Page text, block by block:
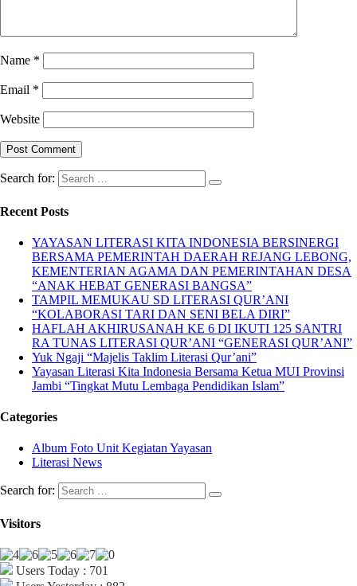
Name *
Email *
Website
Search for:
Recent Posts
YAYASAN LITERASI KITA INDONESIA BERSINERGI
BERSAMA PEMERINTAH DAERAH REJANG LEBONG,
KEMENTERIAN AGAMA DAN PEMERINTAHAN DESA
“ANAK HEBAT GENERASI BANGSA”
TAMPIL MEMUKAU SD LITERASI QUR’ANI
“KOLABORASI TARI DAN SENI BELA DIRI”
HAFLAH AKHIRUSANAH KE 6 DI IKUTI 125 SANTRI
RA TUNAS LITERASI QUR’ANI “GENERASI QUR’ANI”
Yuk Ngaji “Majelis Taklim Literasi Qur’ani”
Yayasan Literasi Kita Indonesia Bersama Ketua MUI Provinsi
Jambi “Tingkat Mutu Lembaga Pendidikan Islam”
Categories
Album Foto Unit Kegiatan Yayasan
Literasi News
Search for:
Visitors
Users Today : 701